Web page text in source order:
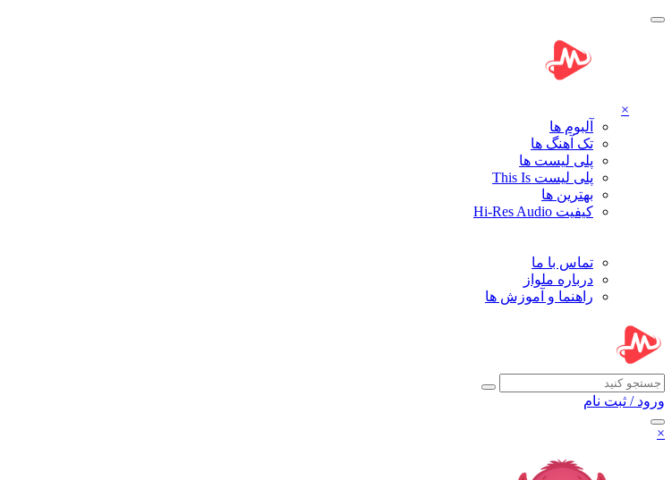
×
آلبوم ها
تک آهنگ ها
پلی لیست ها
پلی لیست This Is
بهترین ها
کیفیت Hi-Res Audio
تماس با ما
درباره ملواز
راهنما و آموزش ها
ورود / ثبت نام
×